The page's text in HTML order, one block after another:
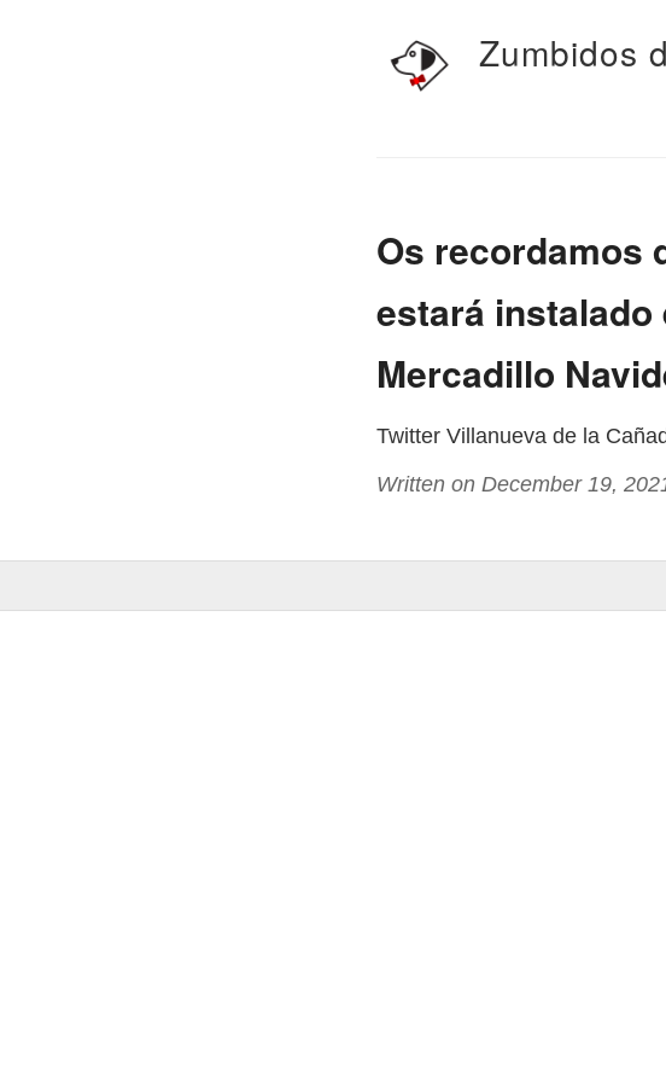
Zumbidos
Os recordamos
estará instalado
Mercadillo
Twitter Villanueva de la
Written on December 19,